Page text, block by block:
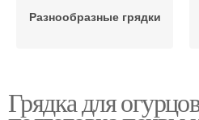
Разнообразные грядки
Теплые грядки
Грядка для